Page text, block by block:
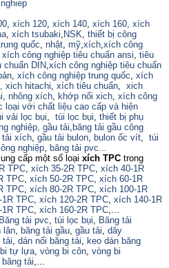
, xích 120, xích 140, xích 160, xích
, xích tsubaki, NSK, thiết bị công
quốc, nhật, mỹ,xích,xích công
xích công nghiệp tiêu chuẩn ansi, tiêu
chuẩn DIN,xích công nghiệp tiêu chuẩn
, xích công nghiệp trung quốc, xích
xich hitachi, xích tiêu chuẩn, xich
, nhông xích, khớp nối xich, xích công
loại với chất liệu cao cấp và hiện
vải lọc bụi, túi lọc bụi, thiết bị phụ
nghiệp, gầu tải, băng tải gầu công
tải xích, gầu tải bulon, bulon ốc vít, túi
nghiệp, băng tải pvc...
cấp một số loại xích TPC trong
TPC, xích 35-2R TPC, xích 40-1R
TPC, xích 50-2R TPC, xích 60-1R
TPC, xích 80-2R TPC, xích 100-1R
TPC, xích 120-2R TPC, xích 140-1R
TPC, xích 160-2R TPC,...
Băng tải pvc, túi lọc bụi, Băng tải
lăn, băng tải gầu, gầu tải, dây
tải, dán nối băng tải, keo dán băng
tự lựa, vòng bi côn, vòng bi
băng tải,...